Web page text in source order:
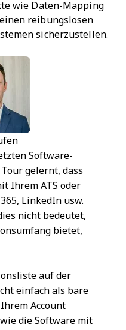
wie Daten-Mapping
reibungslosen
sicherzustellen.
Software-
gelernt, dass
Ihrem ATS oder
LinkedIn usw.
nicht bedeutet,
bietet,
auf der
einfach als bare
Account
die Software mit